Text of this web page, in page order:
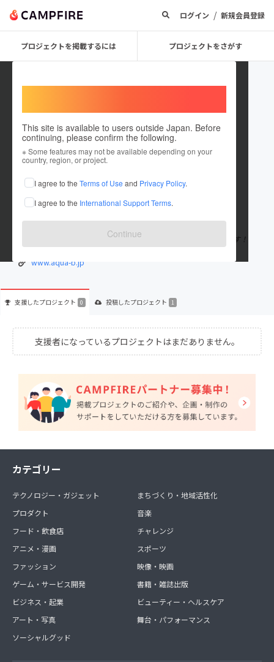
ログイン / 新規会員登録
プロジェクトを掲載するには プロジェクトをさがす
This site is available to users outside Japan. Before
continuing, please confirm the following.
※ Some features may not be available depending on your
country, region, or project.
I agree to the Terms of Use and Privacy Policy.
I agree to the International Support Terms.
Continue
Aqua Beauty
これまでに1件のプロジェクトを投稿しています
在住国：日本 現在地：福岡県
出身国：日本 出身地：福岡県
福岡を拠点に、主に美容製品の 自社開発、販売を手掛ける会社です！
www.aqua-b.jp
支援したプロジェクト 0 投稿したプロジェクト 1
支援者になっているプロジェクトはまだありません。
カテゴリー
テクノロジー・ガジェット
プロダクト
フード・飲食店
アニメ・漫画
ファッション
ゲーム・サービス開発
ビジネス・起業
アート・写真
ソーシャルグッド
まちづくり・地域活性化
音楽
チャレンジ
スポーツ
映像・映画
書籍・雑誌出版
ビューティー・ヘルスケア
舞台・パフォーマンス